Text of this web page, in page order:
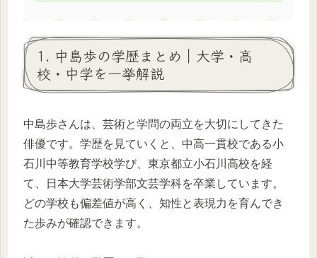
1. 中島歩の学歴まとめ｜大学・高
校・中学を一挙解説
中島歩さんは、芸術と学問の両立を大切にしてきた
俳優です。学歴を見ていくと、中高一貫校である小
石川中等教育学校学び、東京都立小石川高校を経
て、日本大学芸術学部文芸学科を卒業しています。
どの学校も偏差値が高く、知性と表現力を育んでき
た歩みが確認できます。